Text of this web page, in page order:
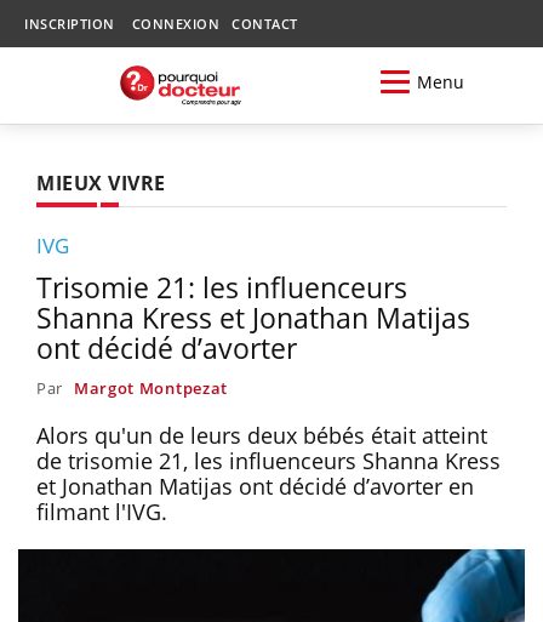
INSCRIPTION CONNEXION CONTACT
Menu
MIEUX VIVRE
IVG
Trisomie 21: les influenceurs
Shanna Kress et Jonathan Matijas
ont décidé d’avorter
Par Margot Montpezat
Alors qu'un de leurs deux bébés était atteint
de trisomie 21, les influenceurs Shanna Kress
et Jonathan Matijas ont décidé d’avorter en
filmant l'IVG.